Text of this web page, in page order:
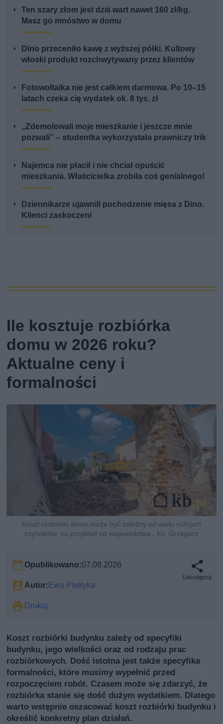
Ten szary złom jest dziś wart nawet 160 zł/kg.
Masz go mnóstwo w domu
Dino przeceniło kawę z wyższej półki. Kultowy
włoski produkt rozchwytywany przez klientów
Fotowoltaika nie jest całkiem darmowa. Po 10–15
latach czeka cię wydatek ok. 8 tys. zł
„Zdemolowali moje mieszkanie i jeszcze mnie
pozwali” – studentka wykorzystała prawniczy trik
Najemca nie płacił i nie chciał opuścić
mieszkania. Właścicielka zrobiła coś genialnego!
Dziennikarze ujawnili pochodzenie mięsa z Dino.
Klienci zaskoczeni
Ile kosztuje rozbiórka
domu w 2026 roku?
Aktualne ceny i
formalności
Koszt rozbiórki domu może być zależny od wielu różnych
czynników, na przykład od województwa., fot. Grzegorz
Opublikowano:07.08.2026
Autor: Ewa Pietryka
Drukuj
Udostępnij
Koszt rozbiórki budynku zależy od specyfiki
budynku, jego wielkości oraz od rodzaju prac
rozbiórkowych. Dość istotna jest także specyfika
formalności, które musimy wypełnić przed
rozpoczęciem robót. Czasem może się zdarzyć, że
rozbiórka stanie się dość dużym wydatkiem. Dlatego
warto wstępnie oszacować koszt rozbiórki budynku i
określić konkretny plan działań.